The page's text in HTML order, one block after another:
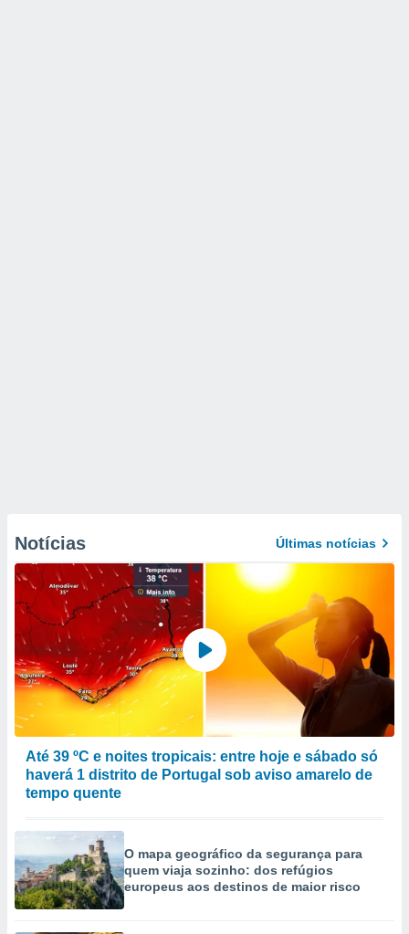
Notícias Últimas notícias
Até 39 ºC e noites tropicais: entre hoje e sábado só
haverá 1 distrito de Portugal sob aviso amarelo de
tempo quente
O mapa geográfico da segurança para
quem viaja sozinho: dos refúgios
europeus aos destinos de maior risco